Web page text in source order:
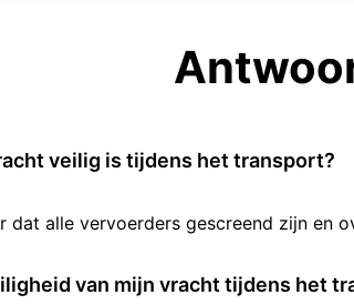
veilig is tijdens het transport?
alle vervoerders gescreend zijn en
van mijn vracht tijdens het